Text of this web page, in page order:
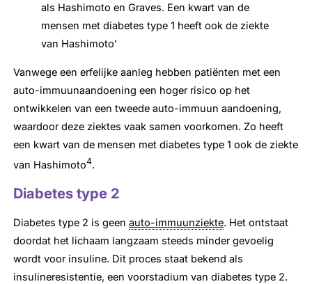
als Hashimoto en Graves. Een kwart van de
mensen met diabetes type 1 heeft ook de ziekte
van Hashimoto’
Vanwege een erfelijke aanleg hebben patiënten met een
auto-immuunaandoening een hoger risico op het
ontwikkelen van een tweede auto-immuun aandoening,
waardoor deze ziektes vaak samen voorkomen. Zo heeft
een kwart van de mensen met diabetes type 1 ook de ziekte
van Hashimoto4.
Diabetes type 2
Diabetes type 2 is geenauto-immuunziekte. Het ontstaat
doordat het lichaam langzaam steeds minder gevoelig
wordt voor insuline. Dit proces staat bekend als
insulineresistentie, een voorstadium van diabetes type 2.